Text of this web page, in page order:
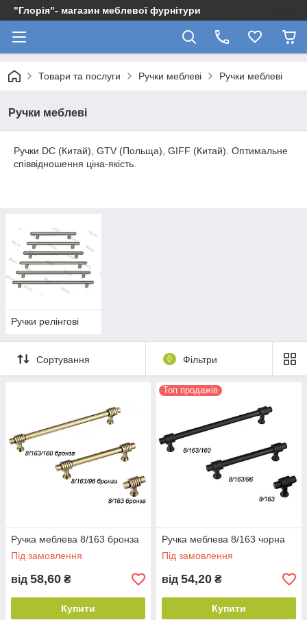
"Глорія"- магазин меблевої фурнітури
Товари та послуги Ручки меблеві Ручки меблеві
Ручки меблеві
Ручки DC (Китай), GTV (Польща), GIFF (Китай). Оптимальне
співвідношення ціна-якість.
Ручки релінгові
Сортування 0 Фільтри
Ручка меблева 8/163 бронза
Під замовлення
від 58,60 ₴
Купити
Топ продажів
Ручка меблева 8/163 чорна
Під замовлення
від 54,20 ₴
Купити